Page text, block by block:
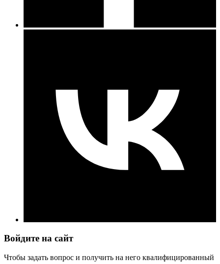
Войдите на сайт
Чтобы задать вопрос и получить на него квалифицированный